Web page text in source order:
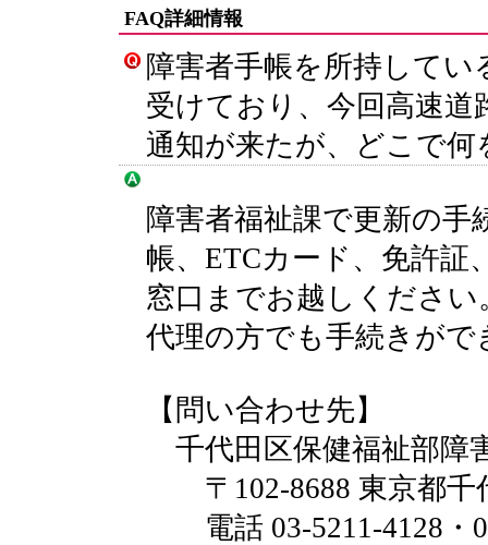
FAQ詳細情報
障害者手帳を所持してい
受けており、今回高速
通知が来たが、どこで
障害者福祉課で更新の
帳、ETCカード、免許証
窓口までお越しくださ
代理の方でも手続きがで
【問い合わせ先】
千代田区保健福祉部障
〒102-8688 東京都千
電話 03-5211-4128・